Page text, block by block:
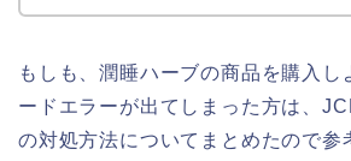
もしも、潤睡ハーブの商品を購入し
ードエラーが出てしまった方は、
の対処方法についてまとめたので参